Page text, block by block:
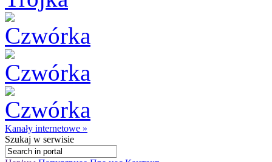
Kanały internetowe »
Szukaj w serwisie